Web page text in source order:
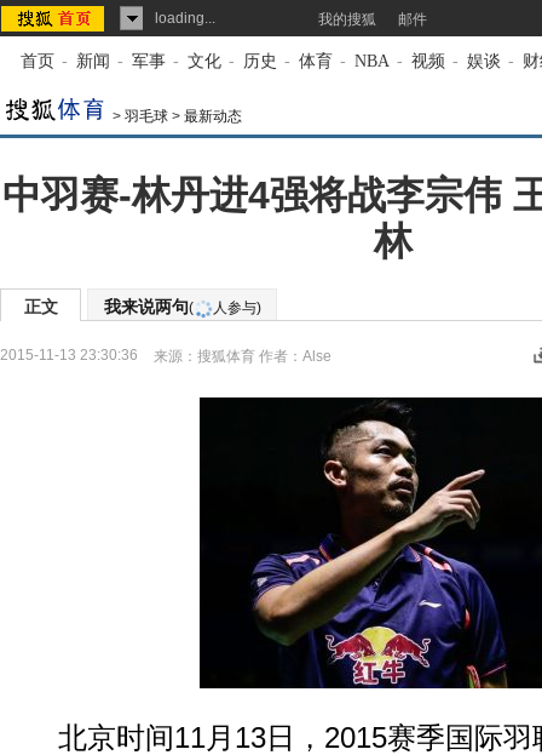
loading... 我的搜狐 邮件
首页 - 新闻 - 军事 - 文化 - 历史 - 体育 - NBA - 视频 - 娱谈 -
> 羽毛球 > 最新动态
中羽赛-林丹进4强将战李宗伟
林
正文 我来说两句( 人参与)
2015-11-13 23:30:36 来源： 搜狐体育 作者：Alse
北京时间11月13日，2015赛季国际羽